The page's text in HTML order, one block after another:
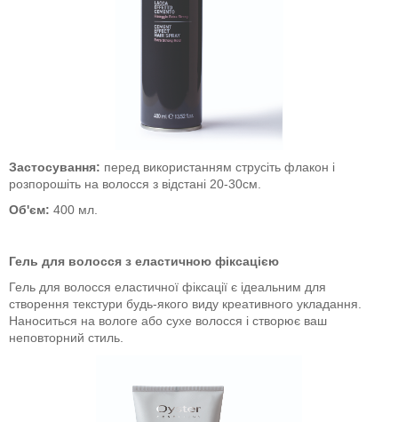
Застосування: перед використанням струсіть флакон і
розпорошіть на волосся з відстані 20-30см.
Об'єм: 400 мл.
Гель для волосся з еластичною фіксацією
Гель для волосся еластичної фіксації є ідеальним для
створення текстури будь-якого виду креативного укладання.
Наноситься на вологе або сухе волосся і створює ваш
неповторний стиль.